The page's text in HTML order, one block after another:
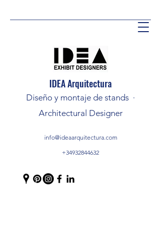
IDEA Arquitectura
Diseño y montaje de stands ·
Architectural Designer
info@ideaarquitectura.com
+34932844632